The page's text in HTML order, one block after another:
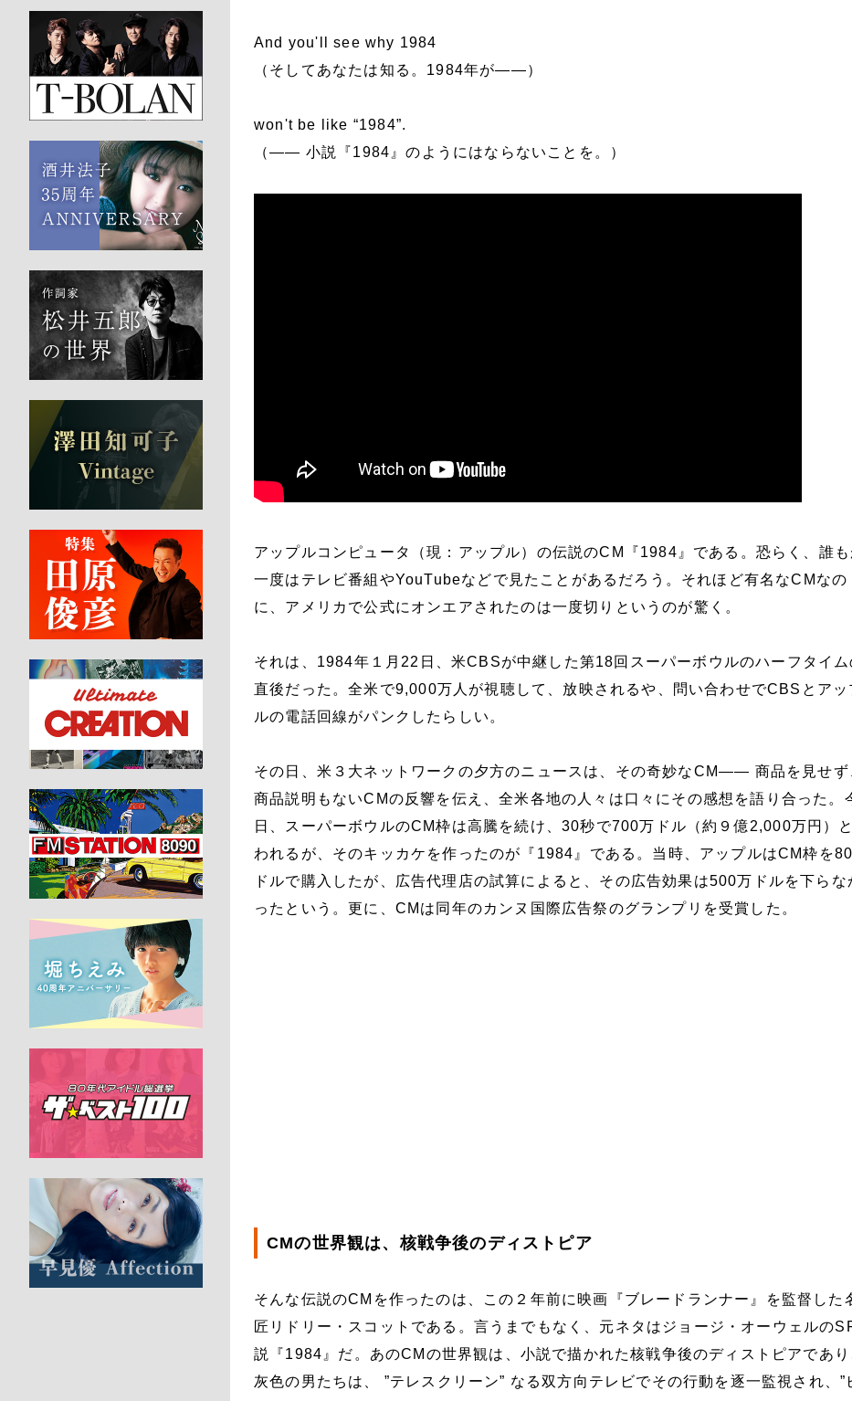
And you'll see why 1984
（そしてあなたは知る。1984年が――）
won't be like “1984”.
（―― 小説『1984』のようにはならないことを。）
アップルコンピュータ（現：アップル）の伝説のCM『1984』である。恐らく、誰も
一度はテレビ番組やYouTubeなどで見たことがあるだろう。それほど有名なCMなの
に、アメリカで公式にオンエアされたのは一度切りというのが驚く。
それは、1984年１月22日、米CBSが中継した第18回スーパーボウルのハーフタイム
直後だった。全米で9,000万人が視聴して、放映されるや、問い合わせでCBSとアッ
ルの電話回線がパンクしたらしい。
その日、米３大ネットワークの夕方のニュースは、その奇妙なCM―― 商品を見せず
商品説明もないCMの反響を伝え、全米各地の人々は口々にその感想を語り合った。
日、スーパーボウルのCM枠は高騰を続け、30秒で700万ドル（約９億2,000万円）
われるが、そのキッカケを作ったのが『1984』である。当時、アップルはCM枠を
ドルで購入したが、広告代理店の試算によると、その広告効果は500万ドルを下らな
ったという。更に、CMは同年のカンヌ国際広告祭のグランプリを受賞した。
CMの世界観は、核戦争後のディストピア
そんな伝説のCMを作ったのは、この２年前に映画『ブレードランナー』を監督した
匠リドリー・スコットである。言うまでもなく、元ネタはジョージ・オーウェルの
説『1984』だ。あのCMの世界観は、小説で描かれた核戦争後のディストピアであり
灰色の男たちは、 ”テレスクリーン” なる双方向テレビでその行動を逐一監視され、”